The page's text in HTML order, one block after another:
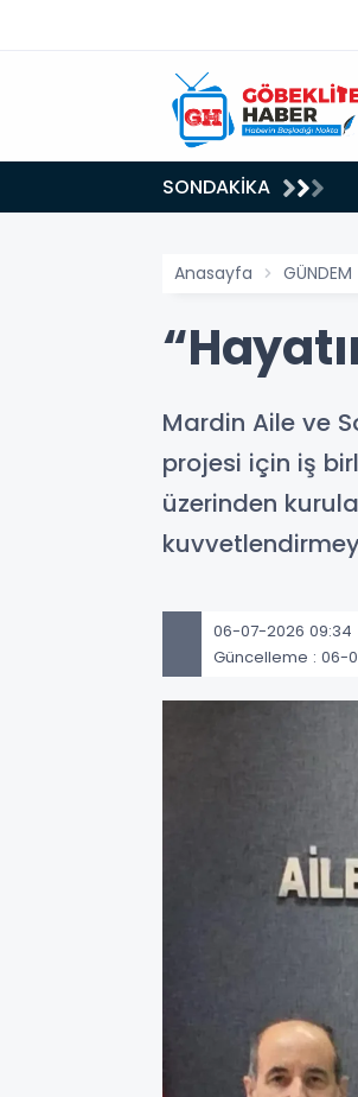
SONDAKİKA
Anasayfa GÜNDEM
Mardin Aile ve
projesi için iş
üzerinden
06-07-2026 09:34
Güncelleme : 06-